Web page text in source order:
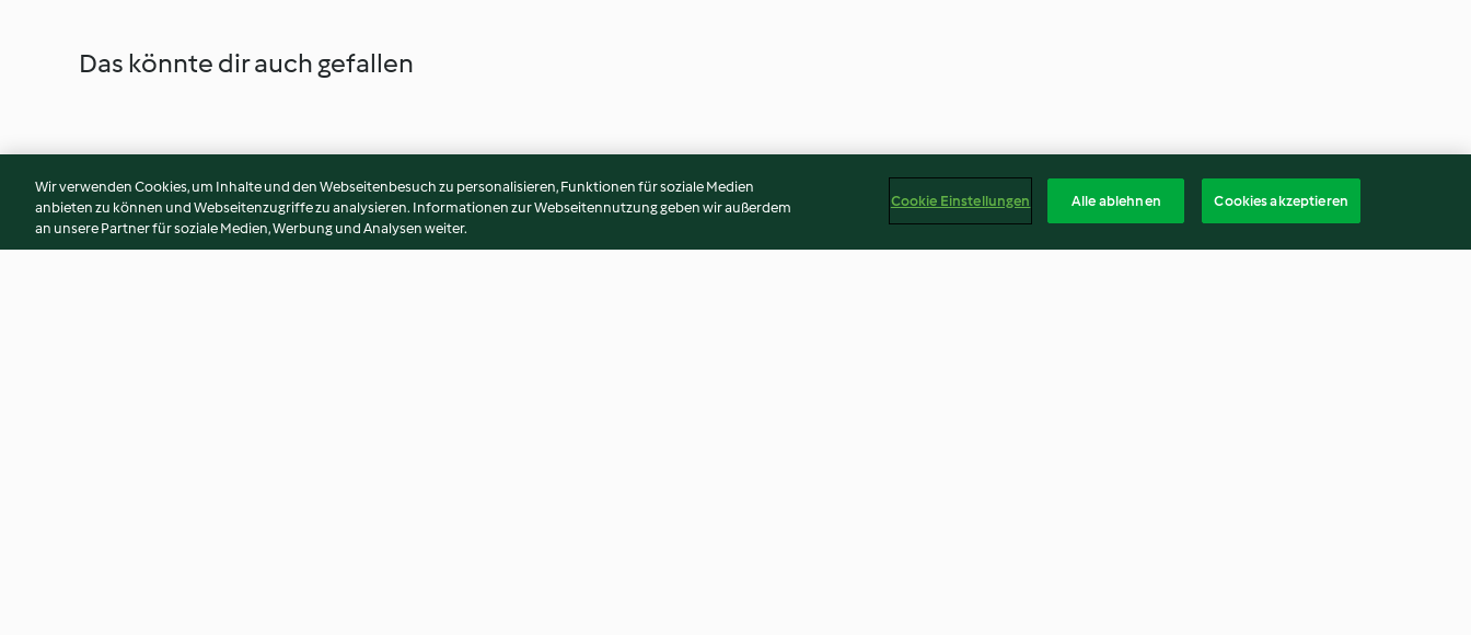
Das könnte dir auch gefallen
Wir verwenden Cookies, um Inhalte und den Webseitenbesuch zu personalisieren, Funktionen für soziale Medien
anbieten zu können und Webseitenzugriffe zu analysieren. Informationen zur Webseitennutzung geben wir außerdem
an unsere Partner für soziale Medien, Werbung und Analysen weiter.
Cookie Einstellungen Alle ablehnen Cookies akzeptieren